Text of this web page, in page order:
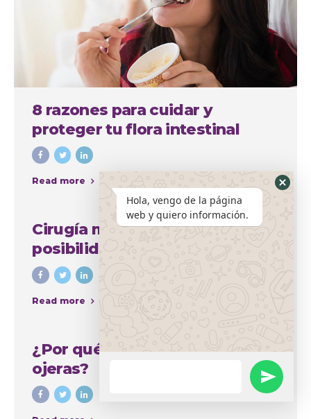
8 razones para cuidar y
proteger tu flora intestinal
Read more
Cirugía mamaria y sus amplias
posibilidades para mejorar el
aspecto del busto
Read more
¿Por qué se producen las
ojeras?
Hola, vengo de la página
web y quiero información.